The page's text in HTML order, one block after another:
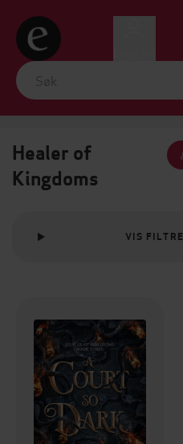
Healer of
Kingdoms
VIS FILTRE